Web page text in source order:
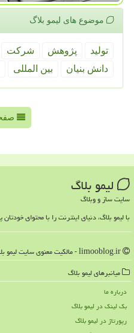
موضوع های لیمو بلاگ
تولید پژوهش شركت
دانش بنیان
بین المللی
لیمو بلاگ
سایت ساز و وبلاگ
با لیمو بلاگ، دنیای اینترنت را با محتوای خودتان
میانبرهای لیمو بلاگ
درباره ما
بک لینک در لیمو بلاگ
رپورتاژ در لیمو بلاگ